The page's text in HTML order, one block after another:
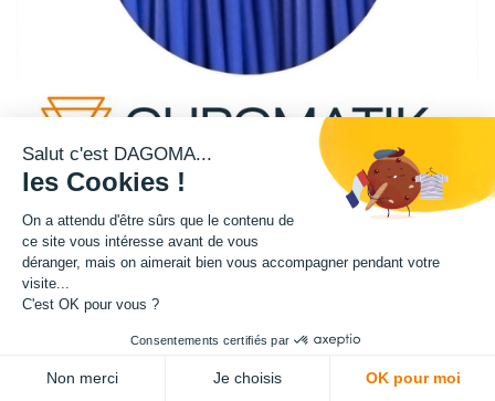
Matière : PLA
Diamètre : 1.75 mm
Grammage : 2200 g
Salut c'est DAGOMA...
les Cookies !
On a attendu d'être sûrs que le contenu de
ce site vous intéresse avant de vous
déranger, mais on aimerait bien vous accompagner pendant votre
visite...
C'est OK pour vous ?
Consentements certifiés par
Non merci Je choisis OK pour moi